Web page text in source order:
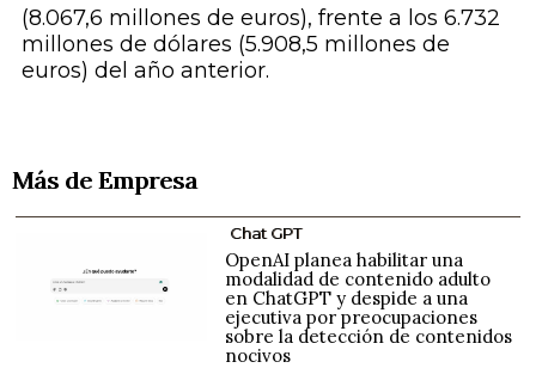
(8.067,6 millones de euros), frente a los 6.732
millones de dólares (5.908,5 millones de
euros) del año anterior.
Más de Empresa
Chat GPT
OpenAI planea habilitar una
modalidad de contenido adulto
en ChatGPT y despide a una
ejecutiva por preocupaciones
sobre la detección de contenidos
nocivos